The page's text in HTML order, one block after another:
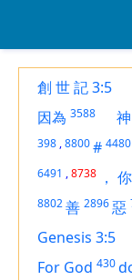
創 世 記 3:5
因為 3588 神
398 ,8800# 4480
6491 ,8738 ，
8802善 2896惡
Genesis 3:5
For God 430